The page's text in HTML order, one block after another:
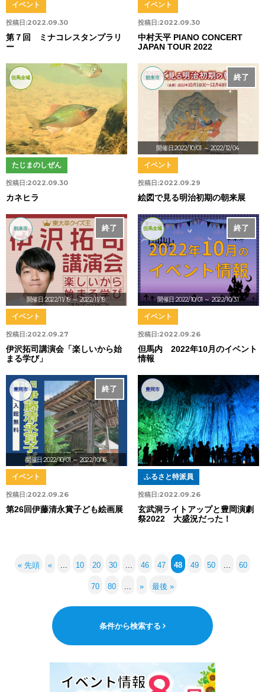
投稿日:2022.09.30
イベント
第７回 ミナコレスタンプラリ
ー
投稿日:2022.09.30
イベント
中村天平 PIANO CONCERT
JAPAN TOUR 2022
但馬全域
投稿日:2022.09.30
たじまのしぜん
カネヒラ
開催日:2022/10/01～ 2022/12/04
終了
朝来市
投稿日:2022.09.29
イベント
絵図で見る明治初期の朝来展
開催日:2022/11/19～ 2022/11/19
終了
朝来市
投稿日:2022.09.27
イベント
伊沢拓司講演会「楽しいから始
まる学び」
開催日:2022/10/01 ～ 2022/10/31
終了
但馬全域
投稿日:2022.09.26
イベント
但馬内 2022年10月のイベント
情報
開催日:2022/10/01～ 2022/10/16
終了
豊岡市
投稿日:2022.09.26
イベント
第26回伊藤清永賞子ども絵画展
豊岡市
投稿日:2022.09.26
ふるさと特派員
玄武洞ライトアップと豊岡演劇
祭2022 大盛況だった！
« 先頭 « 10 20 30 46 47 48 49 50 60
70 80 » 最後 »
条件から検索する